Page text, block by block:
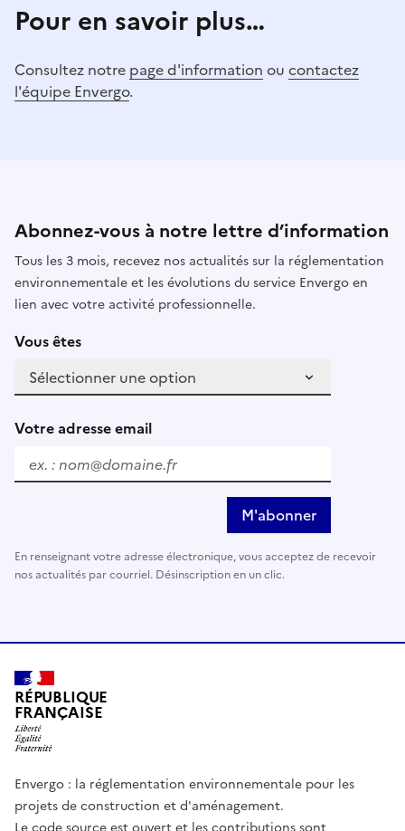
Pour en savoir plus…
Consultez notre page d'information ou contactez
l'équipe Envergo.
Abonnez-vous à notre lettre d’information
Tous les 3 mois, recevez nos actualités sur la réglementation
environnementale et les évolutions du service Envergo en
lien avec votre activité professionnelle.
Vous êtes
Votre adresse email
M'abonner
En renseignant votre adresse électronique, vous acceptez de recevoir
nos actualités par courriel. Désinscription en un clic.
RÉPUBLIQUE
FRANÇAISE
Envergo : la réglementation environnementale pour les
projets de construction et d'aménagement.